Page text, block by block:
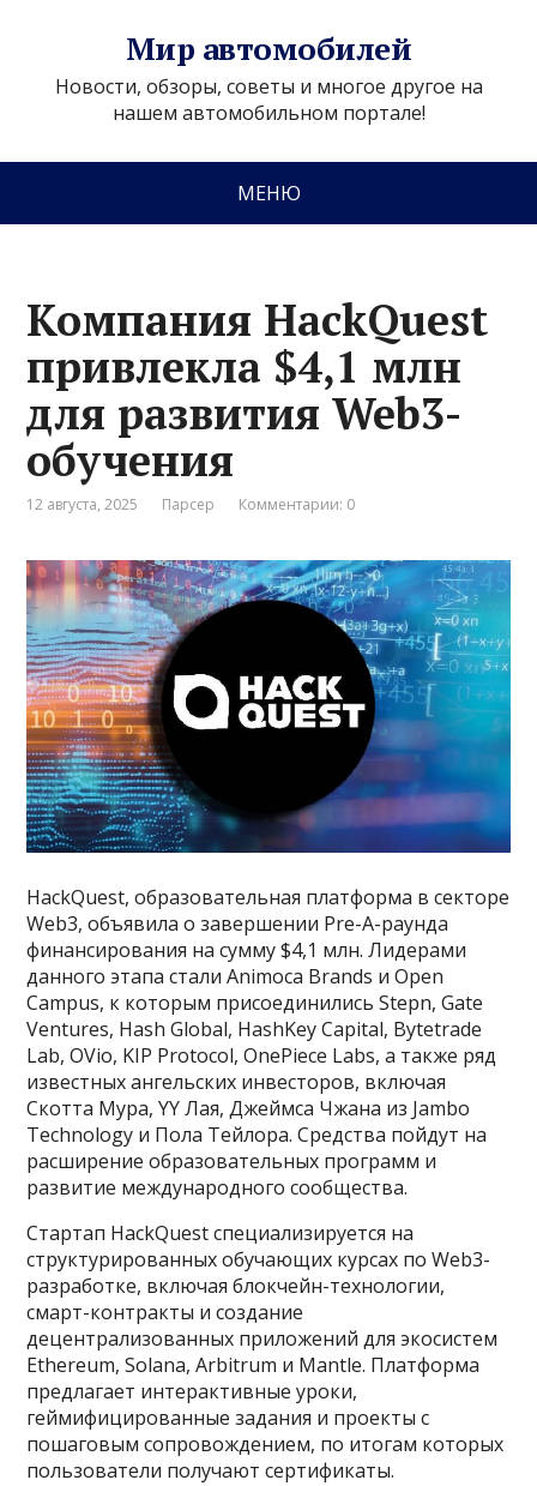
Мир автомобилей
Новости, обзоры, советы и многое другое на
нашем автомобильном портале!
МЕНЮ
Компания HackQuest
привлекла $4,1 млн
для развития Web3-
обучения
12 августа, 2025 Парсер Комментарии: 0
HackQuest, образовательная платформа в секторе
Web3, объявила о завершении Pre-A-раунда
финансирования на сумму $4,1 млн. Лидерами
данного этапа стали Animoca Brands и Open
Campus, к которым присоединились Stepn, Gate
Ventures, Hash Global, HashKey Capital, Bytetrade
Lab, OVio, KIP Protocol, OnePiece Labs, а также ряд
известных ангельских инвесторов, включая
Скотта Мура, YY Лая, Джеймса Чжана из Jambo
Technology и Пола Тейлора. Средства пойдут на
расширение образовательных программ и
развитие международного сообщества.
Стартап HackQuest специализируется на
структурированных обучающих курсах по Web3-
разработке, включая блокчейн-технологии,
смарт-контракты и создание
децентрализованных приложений для экосистем
Ethereum, Solana, Arbitrum и Mantle. Платформа
предлагает интерактивные уроки,
геймифицированные задания и проекты с
пошаговым сопровождением, по итогам которых
пользователи получают сертификаты.